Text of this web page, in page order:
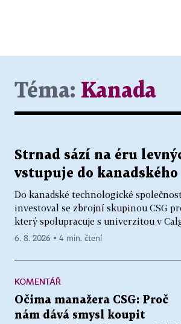
Téma: Kanada
Strnad sází na éru
vstupuje do
Do kanadské technologické
investoval se zbrojní skupinou CSG
který spolupracuje s univerzitou v
6. 8. 2026 ▪ 4 min. čtení
KOMENTÁŘ
Očima manažera CSG: Proč
nám dává smysl koupit